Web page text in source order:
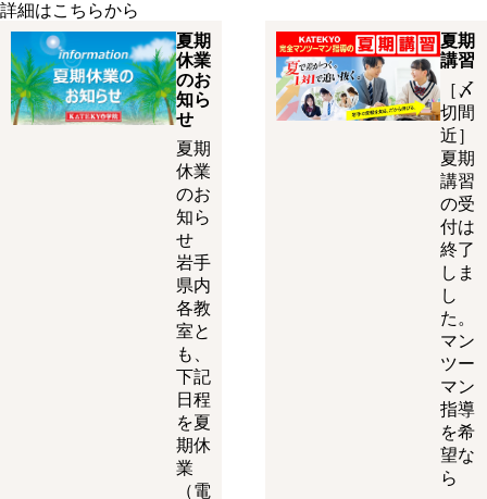
詳細はこちらから
夏期
休業
のお
知ら
せ
夏期
休業
のお
知ら
せ
岩手
県内
各教
室と
も、
下記
日程
を夏
期休
業
（電
夏期
講習
［〆
切間
近］
夏期
講習
の受
付は
終了
しま
し
た。
マン
ツー
マン
指導
を希
望な
ら